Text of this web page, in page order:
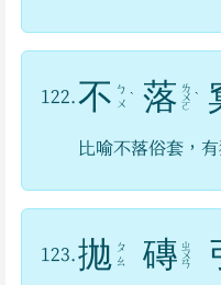
122. 不 ㄅ
ㄨ ˋ 落 ㄌ
ㄨ
ㄛ
ˋ
比喻不落俗套，
123. 拋 ㄆ
ㄠ
磚 ㄓ
ㄨ
ㄢ